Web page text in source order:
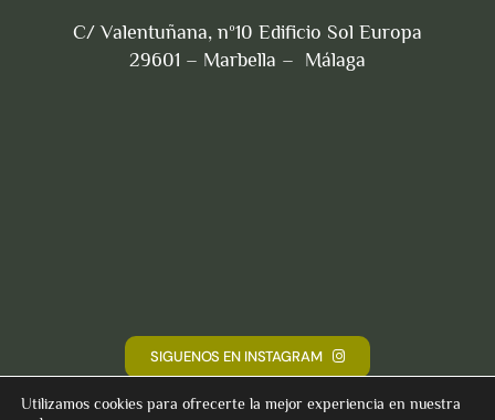
C/ Valentuñana, nº10 Edificio Sol Europa
29601 – Marbella – Málaga
SIGUENOS EN INSTAGRAM
Utilizamos cookies para ofrecerte la mejor experiencia en nuestra